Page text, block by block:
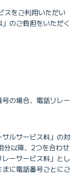
スをご利用いただい
のご負担をいただく
の場合、電話リレー
サルサービス料」の対
分以降、2つを合わせ
ーサービス料」とし
に電話番号ごとにご